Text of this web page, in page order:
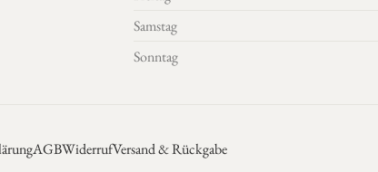
Samstag
Sonntag
AGBWiderrufVersand & Rückgabe